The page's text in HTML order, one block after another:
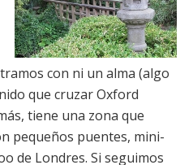
con ni un alma (algo
que cruzar Oxford
tiene una zona que
pequeños puentes, mini-
de Londres. Si seguimos